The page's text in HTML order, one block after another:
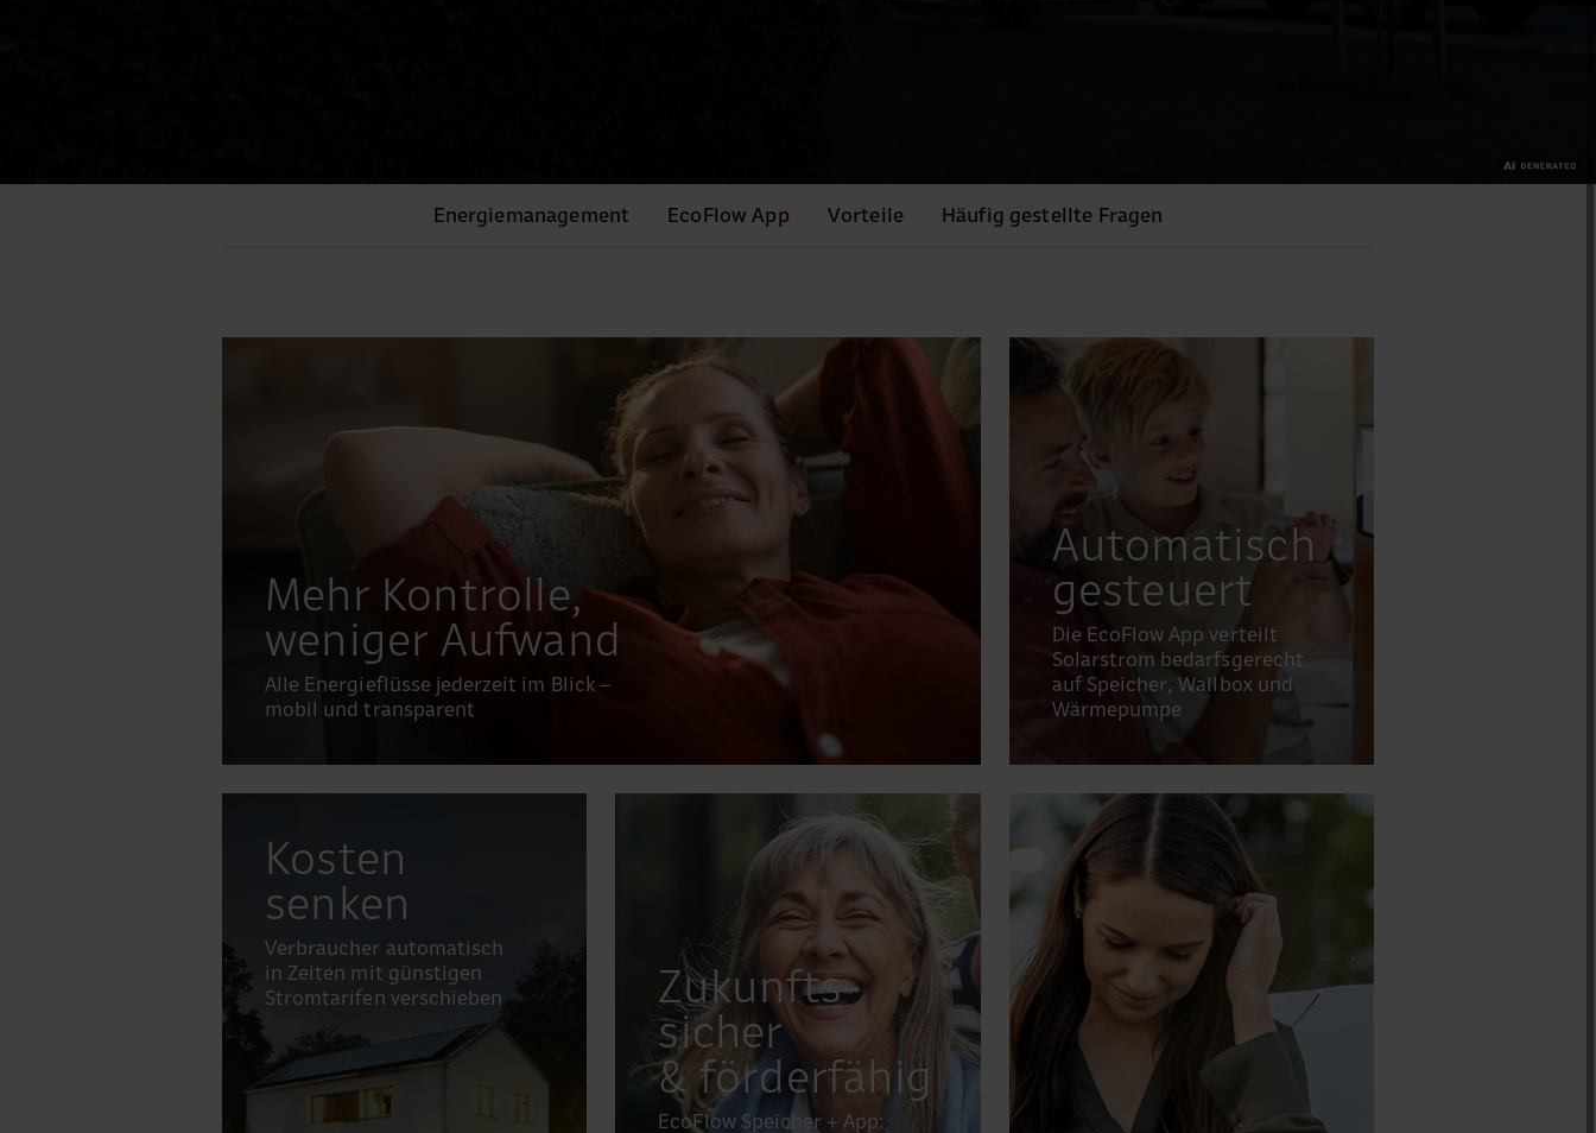
Energiemanagement EcoFlow App Vorteile Häufig gestellte Fragen
Mehr Kontrolle,
weniger Aufwand
Alle Energieflüsse jederzeit im Blick –
mobil und transparent
Automatisch
gesteuert
Die EcoFlow App verteilt
Solarstrom bedarfsgerecht
auf Speicher, Wallbox und
Wärmepumpe
Kosten
senken
Verbraucher automatisch
in Zeiten mit günstigen
Stromtarifen verschieben
Zukunfts­
sicher
& förderfähig
EcoFlow Speicher + App: